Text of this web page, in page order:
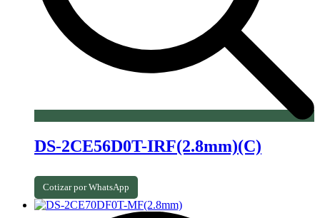
DS-2CE56D0T-IRF(2.8mm)(C)
Cotizar por WhatsApp